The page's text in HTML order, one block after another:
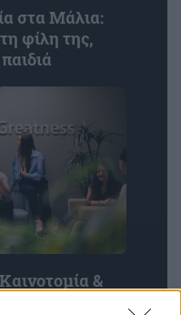
στα Μάλια:
φίλη της,
&